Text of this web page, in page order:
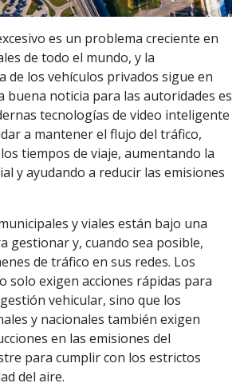
es un problema creciente en
de todo el mundo, y la
de los vehículos privados sigue en
buena noticia para las autoridades es
tecnologías de video inteligente
a mantener el flujo del tráfico,
tiempos de viaje, aumentando la
y ayudando a reducir las emisiones
y viales están bajo una
gestionar y, cuando sea posible,
de tráfico en sus redes. Los
solo exigen acciones rápidas para
vehicular, sino que los
y nacionales también exigen
en las emisiones del
para cumplir con los estrictos
del aire.